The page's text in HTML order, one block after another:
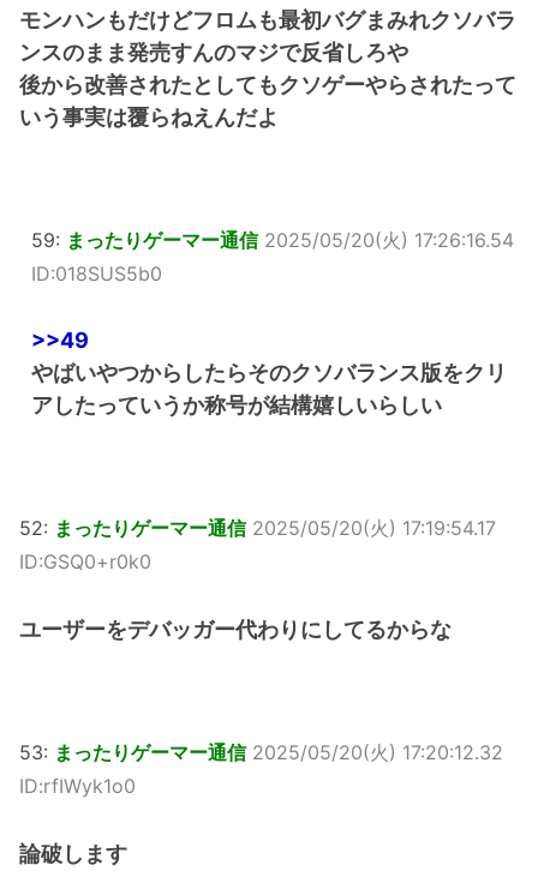
モンハンもだけどフロムも最初バグまみれクソバラ
ンスのまま発売すんのマジで反省しろや
後から改善されたとしてもクソゲーやらされたって
いう事実は覆らねえんだよ
59: まったりゲーマー通信 2025/05/20(火) 17:26:16.54
ID:018SUS5b0
>>49
やばいやつからしたらそのクソバランス版をクリ
アしたっていうか称号が結構嬉しいらしい
52: まったりゲーマー通信 2025/05/20(火) 17:19:54.17
ID:GSQ0+r0k0
ユーザーをデバッガー代わりにしてるからな
53: まったりゲーマー通信 2025/05/20(火) 17:20:12.32
ID:rfIWyk1o0
論破します